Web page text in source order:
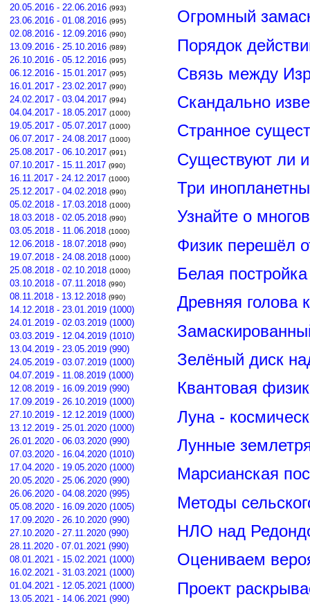
20.05.2016 - 22.06.2016 (993)
23.06.2016 - 01.08.2016 (995)
02.08.2016 - 12.09.2016 (990)
13.09.2016 - 25.10.2016 (989)
26.10.2016 - 05.12.2016 (995)
06.12.2016 - 15.01.2017 (995)
16.01.2017 - 23.02.2017 (990)
24.02.2017 - 03.04.2017 (994)
04.04.2017 - 18.05.2017 (1000)
19.05.2017 - 05.07.2017 (1000)
06.07.2017 - 24.08.2017 (1000)
25.08.2017 - 06.10.2017 (991)
07.10.2017 - 15.11.2017 (990)
16.11.2017 - 24.12.2017 (1000)
25.12.2017 - 04.02.2018 (990)
05.02.2018 - 17.03.2018 (1000)
18.03.2018 - 02.05.2018 (990)
03.05.2018 - 11.06.2018 (1000)
12.06.2018 - 18.07.2018 (990)
19.07.2018 - 24.08.2018 (1000)
25.08.2018 - 02.10.2018 (1000)
03.10.2018 - 07.11.2018 (990)
08.11.2018 - 13.12.2018 (990)
14.12.2018 - 23.01.2019 (1000)
24.01.2019 - 02.03.2019 (1000)
03.03.2019 - 12.04.2019 (1010)
13.04.2019 - 23.05.2019 (990)
24.05.2019 - 03.07.2019 (1000)
04.07.2019 - 11.08.2019 (1000)
12.08.2019 - 16.09.2019 (990)
17.09.2019 - 26.10.2019 (1000)
27.10.2019 - 12.12.2019 (1000)
13.12.2019 - 25.01.2020 (1000)
26.01.2020 - 06.03.2020 (990)
07.03.2020 - 16.04.2020 (1010)
17.04.2020 - 19.05.2020 (1000)
20.05.2020 - 25.06.2020 (990)
26.06.2020 - 04.08.2020 (995)
05.08.2020 - 16.09.2020 (1005)
17.09.2020 - 26.10.2020 (990)
27.10.2020 - 27.11.2020 (990)
28.11.2020 - 07.01.2021 (990)
08.01.2021 - 15.02.2021 (1000)
16.02.2021 - 31.03.2021 (1000)
01.04.2021 - 12.05.2021 (1000)
13.05.2021 - 14.06.2021 (990)
Огромный
Порядок
Связь между
Скандально
Странное
Существуют ли
Три
Узнайте о
Физик перешёл
Белая
Древняя голова
Зелёный диск
Квантовая
Луна -
Лунные
Марсианская
Методы
НЛО над
Оцениваем
Проект